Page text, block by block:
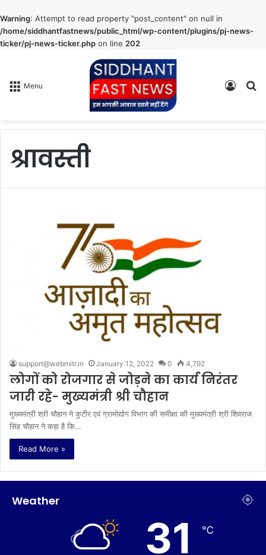
Warning: Attempt to read property "post_content" on null in
/home/siddhantfastnews/public_html/wp-content/plugins/pj-news-
ticker/pj-news-ticker.php on line 202
Menu
Log
श्रावस्ती
support@webmitr.in January 12, 2022 0 4,792
लोगों को रोजगार से जोड़ने का कार्य निरंतर
जारी रहे- मुख्यमंत्री श्री चौहान
मुख्यमंत्री श्री चौहान ने कुटीर एवं ग्रामोद्योग विभाग की समीक्षा की मुख्यमंत्री श्री शिवराज
सिंह चौहान ने कहा है कि…
Read More »
Weather
31 ℃